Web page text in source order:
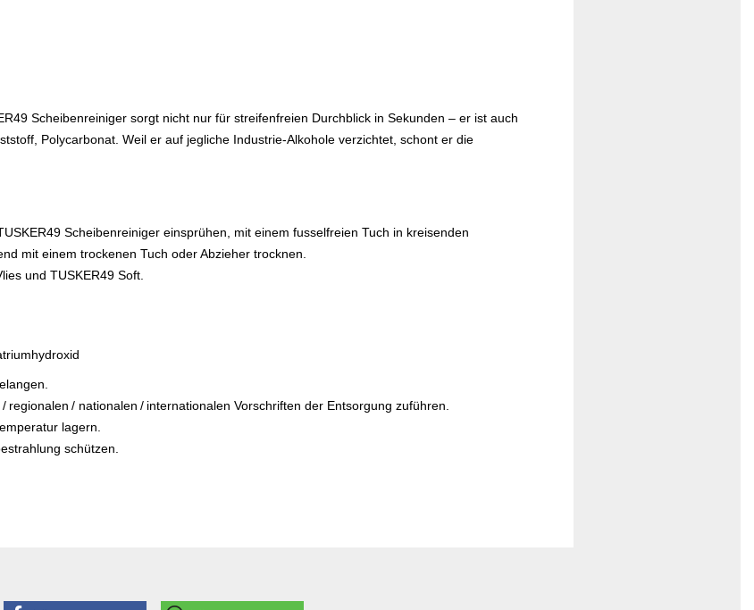
Scheibenreiniger sorgt nicht nur für streifenfreien Durchblick in Sekunden – er ist auch
Polycarbonat. Weil er auf jegliche Industrie-Alkohole verzichtet, schont er die
Scheibenreiniger einsprühen, mit einem fusselfreien Tuch in kreisenden
mit einem trockenen Tuch oder Abzieher trocknen.
und TUSKER49 Soft.
regionalen / nationalen / internationalen Vorschriften der Entsorgung zuführen.
lagern.
schützen.